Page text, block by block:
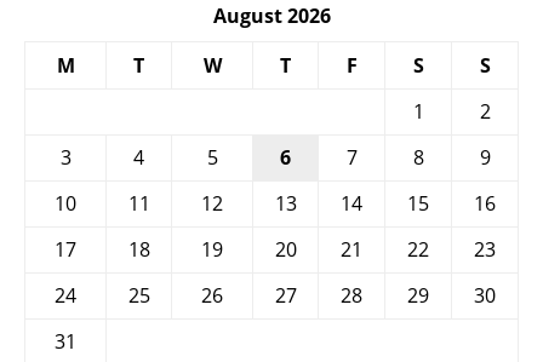
August 2026
M
T W T F S
S
1
2
3
4 5 6 7 8
9
10
11 12 13 14 15
16
17
18 19 20 21 22
23
24
25 26 27 28 29
30
31